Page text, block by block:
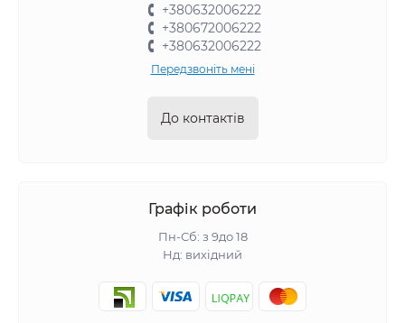
+380632006222
+380672006222
+380632006222
Передзвоніть мені
До контактів
Графік роботи
Пн-Сб: з 9до 18
Нд: вихідний